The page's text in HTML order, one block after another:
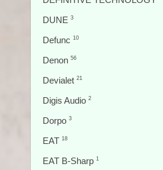
DUNE 3
Defunc 10
Denon 56
Devialet 21
Digis Audio 2
Dorpo 3
EAT 18
EAT B-Sharp 1